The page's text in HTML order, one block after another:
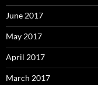
June 2017
May 2017
April 2017
March 2017